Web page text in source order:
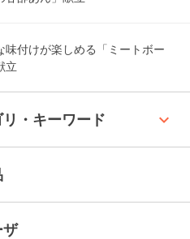
味付けが楽しめる「ミートボー
立
・キーワード keyboard_arrow_up
ザ